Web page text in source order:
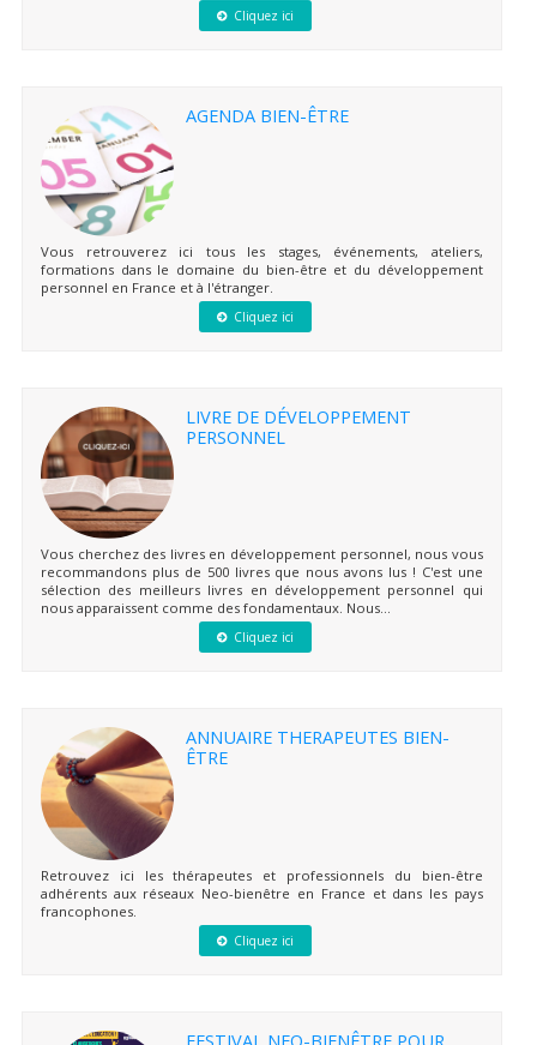
Cliquez ici
AGENDA BIEN-ÊTRE
Vous retrouverez ici tous les stages, événements, ateliers,
formations dans le domaine du bien-être et du développement
personnel en France et à l'étranger.
Cliquez ici
LIVRE DE DÉVELOPPEMENT
PERSONNEL
Vous cherchez des livres en développement personnel, nous vous
recommandons plus de 500 livres que nous avons lus ! C'est une
sélection des meilleurs livres en développement personnel qui
nous apparaissent comme des fondamentaux. Nous...
Cliquez ici
ANNUAIRE THERAPEUTES BIEN-
ÊTRE
Retrouvez ici les thérapeutes et professionnels du bien-être
adhérents aux réseaux Neo-bienêtre en France et dans les pays
francophones.
Cliquez ici
FESTIVAL NEO-BIENÊTRE POUR